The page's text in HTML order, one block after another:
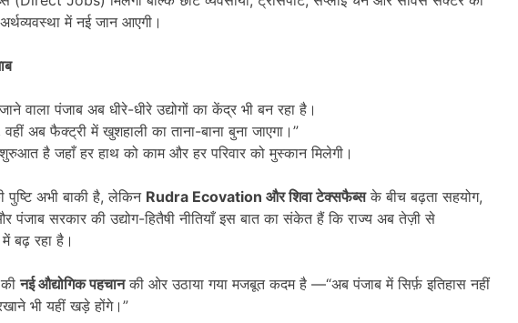
में नई जान आएगी।
वाला पंजाब अब धीरे-धीरे उद्योगों का केंद्र भी बन रहा है।
अब फैक्ट्री में खुशहाली का ताना-बाना बुना जाएगा।”
है जहाँ हर हाथ को काम और हर परिवार को मुस्कान मिलेगी।
अभी बाकी है, लेकिन Rudra Ecovation और शिवा टेक्सफैब्सके बीच बढ़ता सहयोग,
पंजाब सरकार की उद्योग-हितैषी नीतियाँ इस बात का संकेत हैं कि राज्य अब तेज़ी से
बढ़ रहा है।
कीनई औद्योगिक पहचानकी ओर उठाया गया मजबूत कदम है —“अब पंजाब में सिर्फ़ इतिहास नहीं
भी यहीं खड़े होंगे।”